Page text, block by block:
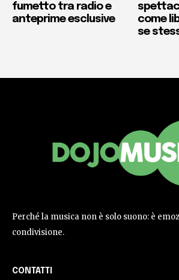
fumetto tra radio e
anteprime esclusive
come
se
Perché la musica non è solo suono: è
condivisione.
CONTATTI